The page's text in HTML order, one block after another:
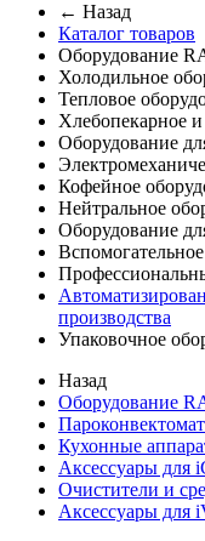
← Назад
Каталог товаров
Оборудование
Холодильное
Тепловое
Хлебопекарное
Оборудование
Кофейное
Нейтральное
Оборудование
производства
Упаковочное
Назад
Оборудование
Кухонные
Аксессуары для
Очистители и
Аксессуары для